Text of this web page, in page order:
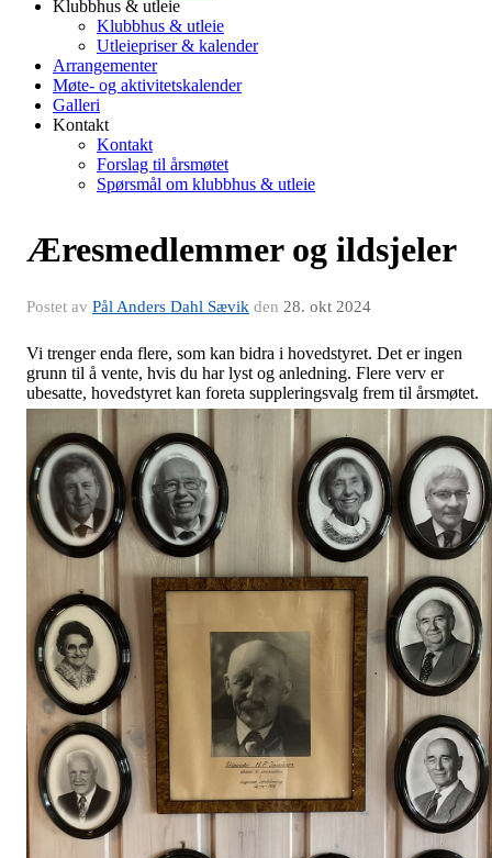
Klubbhus & utleie
Klubbhus & utleie
Utleiepriser & kalender
Arrangementer
Møte- og aktivitetskalender
Galleri
Kontakt
Kontakt
Forslag til årsmøtet
Spørsmål om klubbhus & utleie
Æresmedlemmer og ildsjeler
Postet av Pål Anders Dahl Sævik den 28. okt 2024
Vi trenger enda flere, som kan bidra i hovedstyret. Det er ingen
grunn til å vente, hvis du har lyst og anledning. Flere verv er
ubesatte, hovedstyret kan foreta suppleringsvalg frem til årsmøtet.